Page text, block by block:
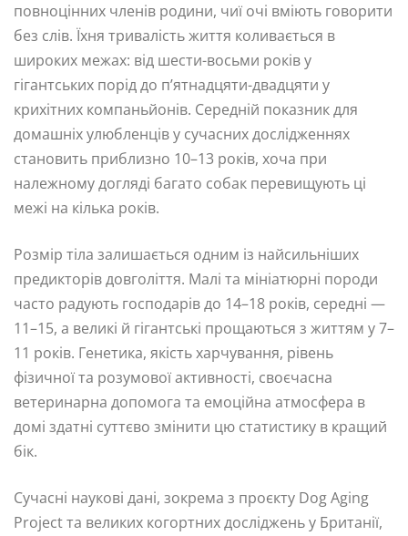
повноцінних членів родини, чиї очі вміють говорити
без слів. Їхня тривалість життя коливається в
широких межах: від шести-восьми років у
гігантських порід до п’ятнадцяти-двадцяти у
крихітних компаньйонів. Середній показник для
домашніх улюбленців у сучасних дослідженнях
становить приблизно 10–13 років, хоча при
належному догляді багато собак перевищують ці
межі на кілька років.
Розмір тіла залишається одним із найсильніших
предикторів довголіття. Малі та мініатюрні породи
часто радують господарів до 14–18 років, середні —
11–15, а великі й гігантські прощаються з життям у 7–
11 років. Генетика, якість харчування, рівень
фізичної та розумової активності, своєчасна
ветеринарна допомога та емоційна атмосфера в
домі здатні суттєво змінити цю статистику в кращий
бік.
Сучасні наукові дані, зокрема з проєкту Dog Aging
Project та великих когортних досліджень у Британії,